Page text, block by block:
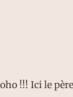
!!! Ici le